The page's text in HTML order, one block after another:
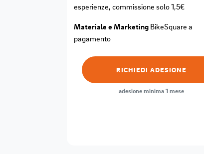
esperienze, commissione solo 1,5€
Materiale e MarketingBikeSquare a
pagamento
RICHIEDI ADESIONE
adesione minima 1 mese